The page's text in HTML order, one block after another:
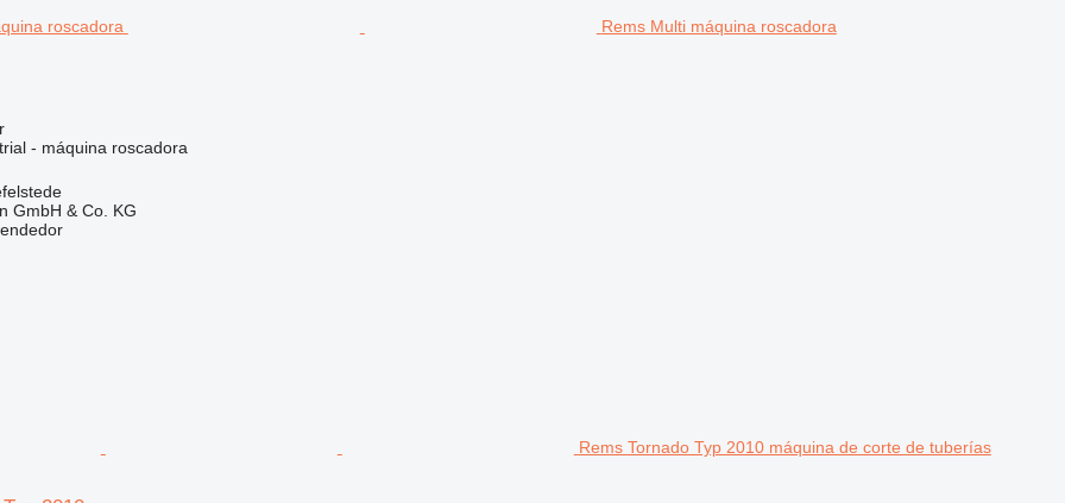
Rems Multi máquina roscadora
- máquina roscadora
GmbH & Co. KG
Rems Tornado Typ 2010 máquina de corte de tuberías